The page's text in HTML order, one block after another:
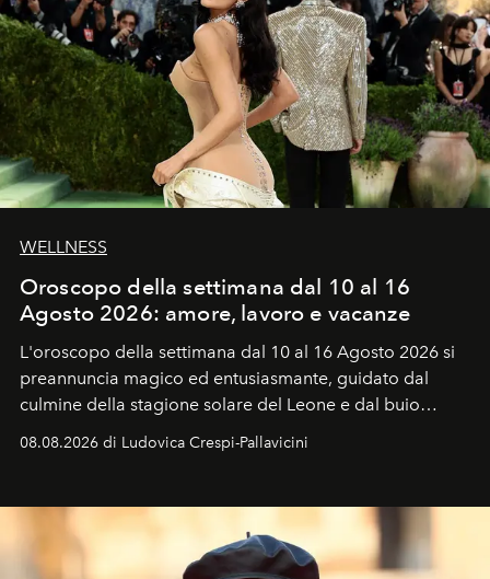
WELLNESS
Oroscopo della settimana dal 10 al 16
Agosto 2026: amore, lavoro e vacanze
L'oroscopo della settimana dal 10 al 16 Agosto 2026 si
preannuncia magico ed entusiasmante, guidato dal
culmine della stagione solare del Leone e dal buio
favorevole della Luna nuova in Leone del 12 agosto,
ideale per la notte delle Perseidi.
08.08.2026 di Ludovica Crespi-Pallavicini